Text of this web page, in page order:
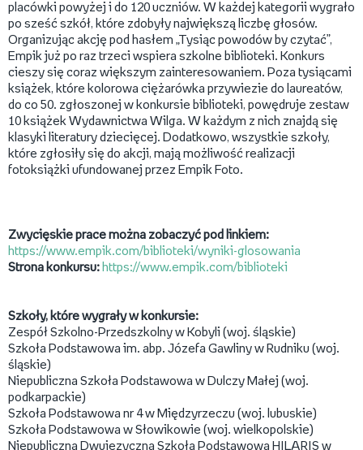
placówki powyżej i do 120 uczniów. W każdej kategorii wygrało
po sześć szkół, które zdobyły największą liczbę głosów.
Organizując akcję pod hasłem „Tysiąc powodów by czytać”,
Empik już po raz trzeci wspiera szkolne biblioteki. Konkurs
cieszy się coraz większym zainteresowaniem. Poza tysiącami
książek, które kolorowa ciężarówka przywiezie do laureatów,
do co 50. zgłoszonej w konkursie biblioteki, powędruje zestaw
10 książek Wydawnictwa Wilga. W każdym z nich znajdą się
klasyki literatury dziecięcej. Dodatkowo, wszystkie szkoły,
które zgłosiły się do akcji, mają możliwość realizacji
fotoksiążki ufundowanej przez Empik Foto.
Zwycięskie prace można zobaczyć pod linkiem:
https://www.empik.com/biblioteki/wyniki-glosowania
Strona konkursu: https://www.empik.com/biblioteki
Szkoły, które wygrały w konkursie:
Zespół Szkolno-Przedszkolny w Kobyli (woj. śląskie)
Szkoła Podstawowa im. abp. Józefa Gawliny w Rudniku (woj.
śląskie)
Niepubliczna Szkoła Podstawowa w Dulczy Małej (woj.
podkarpackie)
Szkoła Podstawowa nr 4 w Międzyrzeczu (woj. lubuskie)
Szkoła Podstawowa w Słowikowie (woj. wielkopolskie)
Niepubliczna Dwujęzyczna Szkoła Podstawowa HILARIS w